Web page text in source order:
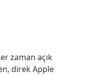
zaman açık
direk Apple